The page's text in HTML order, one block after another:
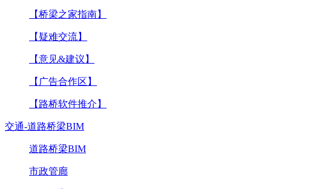
【桥梁之家指南】
【疑难交流】
【意见&建议】
【广告合作区】
【路桥软件推介】
交通-道路桥梁BIM
道路桥梁BIM
市政管廊